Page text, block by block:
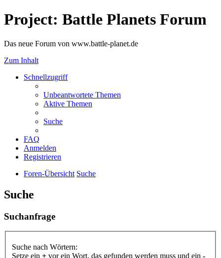
Project: Battle Planets Forum
Das neue Forum von www.battle-planet.de
Zum Inhalt
Schnellzugriff
Unbeantwortete Themen
Aktive Themen
Suche
FAQ
Anmelden
Registrieren
Foren-Übersicht Suche
Suche
Suchanfrage
Suche nach Wörtern:
Setze ein + vor ein Wort, das gefunden werden muss und ein -